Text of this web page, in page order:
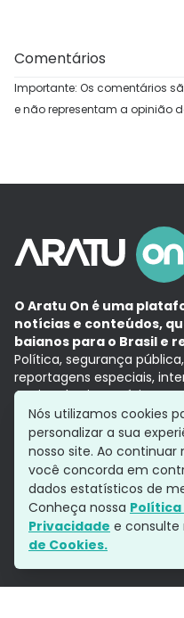
Comentários
Importante: Os comentários
e não representam a opinião
O Aratu On é uma
notícias e conteúdos,
baianos para o Brasil e
Política, segurança
reportagens especiais,
Aqui, tudo vira notícia e a
com a credibilidade do
Grupo Aratu
Política de
Siga-nos
Nós utilizamos cookies
personalizar a sua
nosso site. Ao continuar
você concorda em
dados estatísticos de
Conheça nossa Política
Privacidade e consulte
de Cookies.